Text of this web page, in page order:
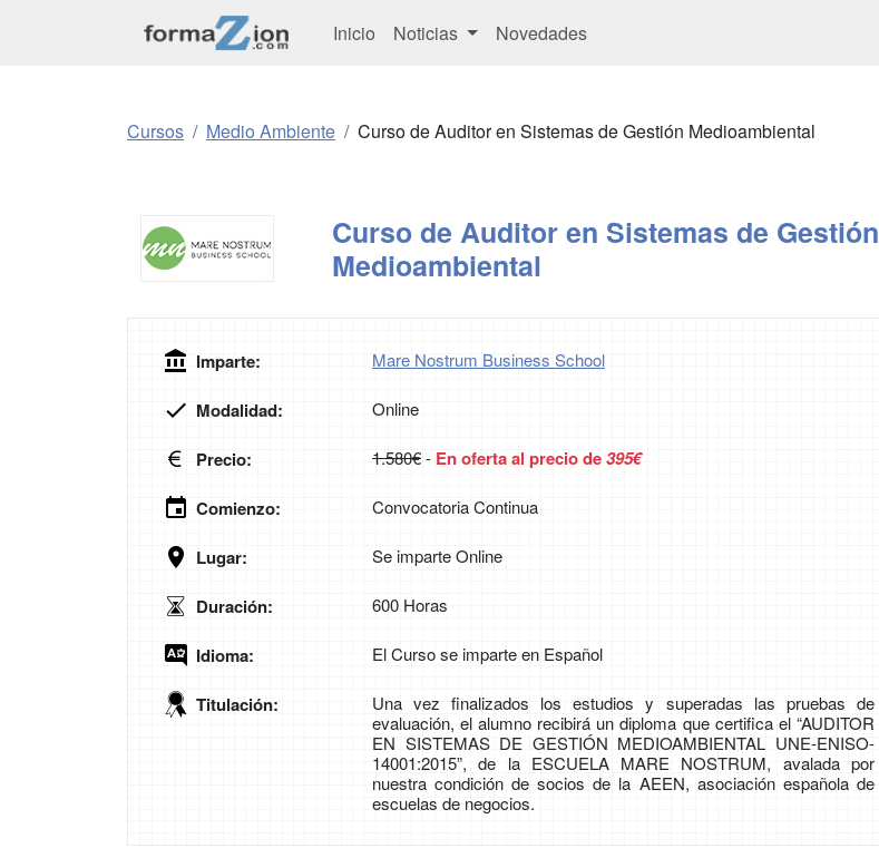
Inicio Noticias Novedades
Cursos Medio Ambiente Curso de Auditor en Sistemas de Gestión Medioambiental
Curso de Auditor en Sistemas de Gestión
Medioambiental
Imparte: Mare Nostrum Business School
Modalidad: Online
Precio: 1.580€- En oferta al precio de395€
Comienzo: Convocatoria Continua
Lugar: Se imparte Online
Duración: 600 Horas
Idioma: El Curso se imparte en Español
Titulación:
Una vez finalizados los estudios y superadas las pruebas de
evaluación, el alumno recibirá un diploma que certifica el “AUDITOR
EN SISTEMAS DE GESTIÓN MEDIOAMBIENTAL UNE-ENISO-
14001:2015”, de la ESCUELA MARE NOSTRUM, avalada por
nuestra condición de socios de la AEEN, asociación española de
escuelas de negocios.